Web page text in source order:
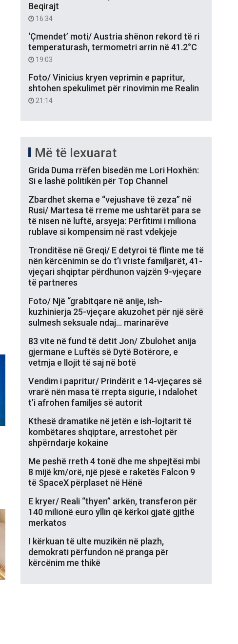
Beqirajt
16:34
‘Çmendet’ moti/ Austria shënon rekord të ri
temperaturash, termometri arrin në 41.2°C
19:03
Foto/ Vinicius kryen veprimin e papritur,
shtohen spekulimet për rinovimin me Realin
21:14
Më të lexuarat
Grida Duma rrëfen bisedën me Lori Hoxhën:
Si e lashë politikën për Top Channel
Zbardhet skema e “vejushave të zeza” në
Rusi/ Martesa të rreme me ushtarët para se
të nisen në luftë, arsyeja: Përfitimi i miliona
rublave si kompensim në rast vdekjeje
Tronditëse në Greqi/ E detyroi të flinte me të
nën kërcënimin se do t’i vriste familjarët, 41-
vjeçari shqiptar përdhunon vajzën 9-vjeçare
të partneres
Foto/ Një “grabitqare në anije, ish-
kuzhinierja 25-vjeçare akuzohet për një sërë
sulmesh seksuale ndaj… marinarëve
83 vite në fund të detit Jon/ Zbulohet anija
gjermane e Luftës së Dytë Botërore, e
vetmja e llojit të saj në botë
Vendim i papritur/ Prindërit e 14-vjeçares së
vrarë nën masa të rrepta sigurie, i ndalohet
t’i afrohen familjes së autorit
Kthesë dramatike në jetën e ish-lojtarit të
kombëtares shqiptare, arrestohet për
shpërndarje kokaine
Me peshë rreth 4 tonë dhe me shpejtësi mbi
8 mijë km/orë, një pjesë e raketës Falcon 9
të SpaceX përplaset në Hënë
E kryer/ Reali “thyen” arkën, transferon për
140 milionë euro yllin që kërkoi gjatë gjithë
merkatos
I kërkuan të ulte muzikën në plazh,
demokrati përfundon në pranga për
kërcënim me thikë